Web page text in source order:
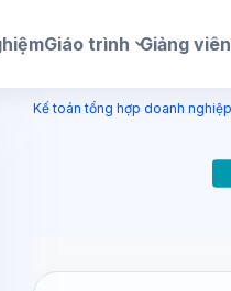
Giáo trình Giảng viên
Kế toán tổng hợp doanh